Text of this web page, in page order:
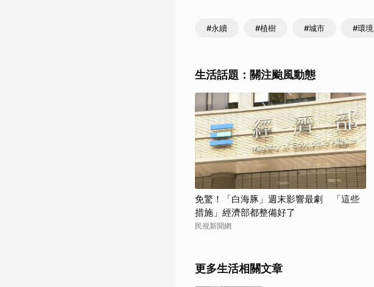
#永續 #植樹 #城市 #環境
生活話題：關注颱風動態
免驚！「白海豚」週末影響最劇 「這些
措施」經濟部都整備好了
民視新聞網
更多生活相關文章